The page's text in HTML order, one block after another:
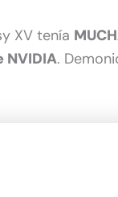
XV tenía
NVIDIA.